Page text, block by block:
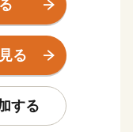
に訪れています。
施したブックスタ
力を入れていま
（サッポロビール
が進んでいます。
る
する